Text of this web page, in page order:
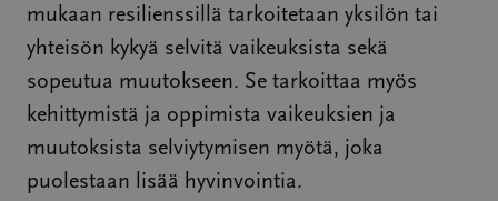
mukaan resilienssillä tarkoitetaan yksilön tai
yhteisön kykyä selvitä vaikeuksista sekä
sopeutua muutokseen. Se tarkoittaa myös
kehittymistä ja oppimista vaikeuksien ja
muutoksista selviytymisen myötä, joka
puolestaan lisää hyvinvointia.